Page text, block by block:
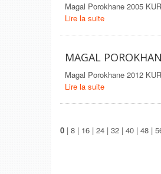
Magal Porokhane 2005
Lire la suite
MAGAL
Magal Porokhane 2012
Lire la suite
0 | 8 | 16 | 24 | 32 | 40 | 48 |